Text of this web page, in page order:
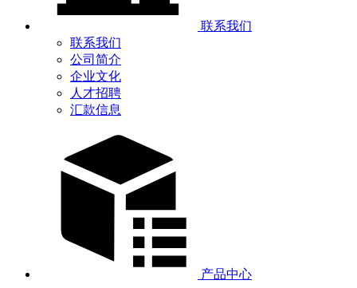
联系我们
联系我们
公司简介
企业文化
人才招聘
汇款信息
产品中心